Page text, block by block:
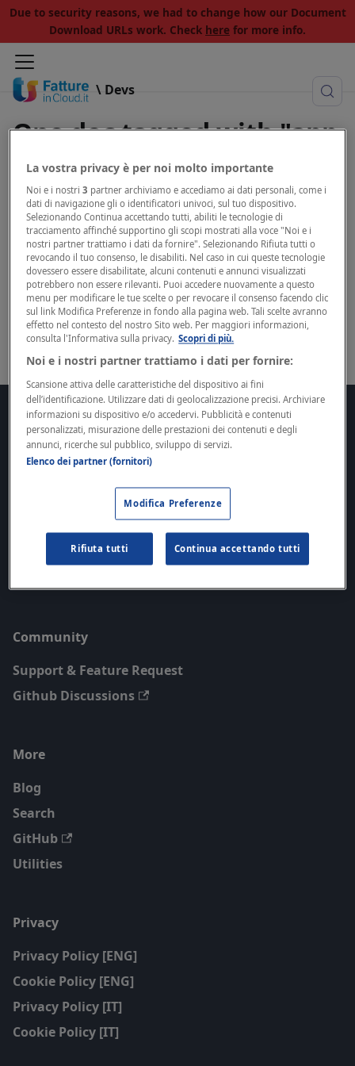
Due to security reasons, we had to change how our Document
Download URLs work. Check here for more info.
\ Devs
One doc tagged with "app
store"
View all tags
Publish to App Store
Publish to App Store
Docs
Getting Started
Roadmap
Community
Support & Feature Request
Github Discussions
More
Blog
Search
GitHub
Utilities
Privacy
Privacy Policy [ENG]
Cookie Policy [ENG]
Privacy Policy [IT]
Cookie Policy [IT]
La vostra privacy è per noi molto importante
Noi e i nostri3 partner archiviamo e accediamo ai dati personali, come i
dati di navigazione gli o identificatori univoci, sul tuo dispositivo.
Selezionando Continua accettando tutti, abiliti le tecnologie di
tracciamento affinché supportino gli scopi mostrati alla voce "Noi e i
nostri partner trattiamo i dati da fornire". Selezionando Rifiuta tutti o
revocando il tuo consenso, le disabiliti. Nel caso in cui queste tecnologie
dovessero essere disabilitate, alcuni contenuti e annunci visualizzati
potrebbero non essere rilevanti. Puoi accedere nuovamente a questo
menu per modificare le tue scelte o per revocare il consenso facendo clic
sul link Modifica Preferenze in fondo alla pagina web. Tali scelte avranno
effetto nel contesto del nostro Sito web. Per maggiori informazioni,
consulta l'Informativa sulla privacy. Scopri di più.
Noi e i nostri partner trattiamo i dati per fornire:
Scansione attiva delle caratteristiche del dispositivo ai fini
dell’identificazione. Utilizzare dati di geolocalizzazione precisi. Archiviare
informazioni su dispositivo e/o accedervi. Pubblicità e contenuti
personalizzati, misurazione delle prestazioni dei contenuti e degli
annunci, ricerche sul pubblico, sviluppo di servizi.
Elenco dei partner (fornitori)
Modifica Preferenze
Rifiuta tutti Continua accettando tutti